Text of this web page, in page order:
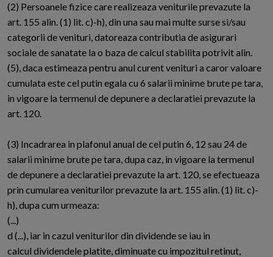
(2) Persoanele fizice care realizeaza veniturile prevazute la
art. 155 alin. (1) lit. c)-h), din una sau mai multe surse si/sau
categorii de venituri, datoreaza contributia de asigurari
sociale de sanatate la o baza de calcul stabilita potrivit alin.
(5), daca estimeaza pentru anul curent venituri a caror valoare
cumulata este cel putin egala cu 6 salarii minime brute pe tara,
in vigoare la termenul de depunere a declaratiei prevazute la
art. 120.
(3) Incadrarea in plafonul anual de cel putin 6, 12 sau 24 de
salarii minime brute pe tara, dupa caz, in vigoare la termenul
de depunere a declaratiei prevazute la art. 120, se efectueaza
prin cumularea veniturilor prevazute la art. 155 alin. (1) lit. c)-
h), dupa cum urmeaza:
(...)
d (...), iar in cazul veniturilor din dividende se iau in
calcul dividendele platite, diminuate cu impozitul retinut,